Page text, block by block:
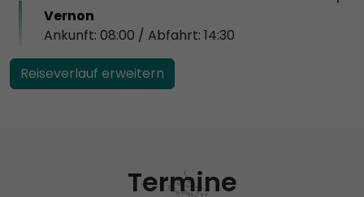
Vernon
Ankunft: 08:00 / Abfahrt: 14:30
Reiseverlauf erweitern
Termine